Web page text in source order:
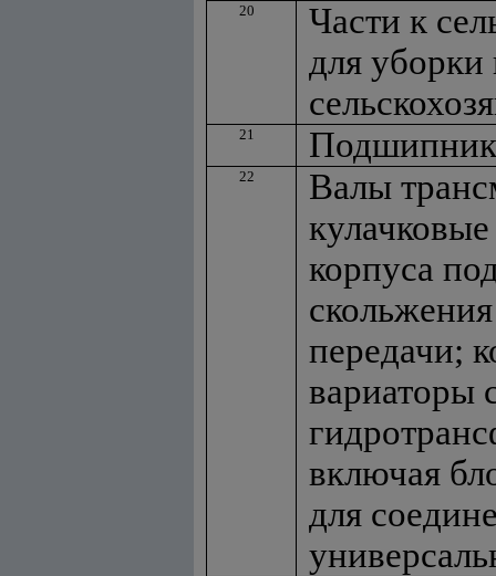
20
Части к
для
21
22
Валы
корпуса
передачи;
вариаторы
включая
для